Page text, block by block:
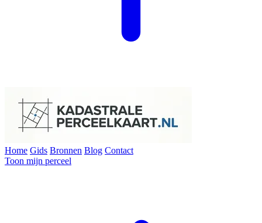
Home Gids Bronnen Blog Contact
Toon mijn perceel